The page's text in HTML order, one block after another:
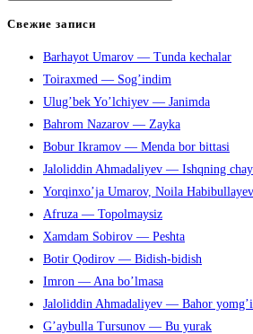
чтобы
панель
поиска.
Свежие записи
Barhayot Umarov — Tunda kechalar
Toiraxmed — Sog’indim
Ulug’bek Yo’lchiyev — Janimda
Bahrom Nazarov — Zayka
Bobur Ikramov — Menda bor bittasi
Jaloliddin Ahmadaliyev — Ishqning
Yorqinxo’ja Umarov, Noila
Afruza — Topolmaysiz
Xamdam Sobirov — Peshta
Botir Qodirov — Bidish-bidish
Imron — Ana bo’lmasa
Jaloliddin Ahmadaliyev — Bahor
G’aybulla Tursunov — Bu yurak